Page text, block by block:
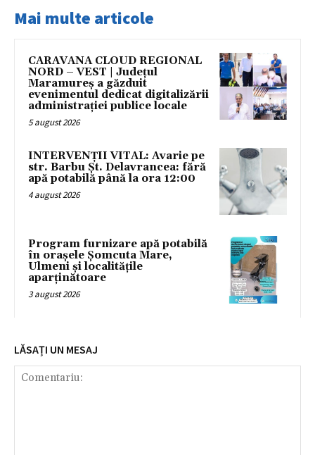
Mai multe articole
CARAVANA CLOUD REGIONAL
NORD – VEST | Județul
Maramureș a găzduit
evenimentul dedicat digitalizării
administrației publice locale
5 august 2026
INTERVENȚII VITAL: Avarie pe
str. Barbu Șt. Delavrancea: fără
apă potabilă până la ora 12:00
4 august 2026
Program furnizare apă potabilă
în orașele Șomcuta Mare,
Ulmeni și localitățile
aparținătoare
3 august 2026
LĂSAȚI UN MESAJ